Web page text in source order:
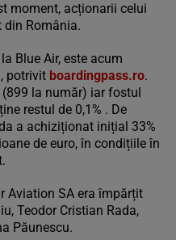
moment, acționarii celui
din România.
Blue Air, este acum
potrivit boardingpass.ro.
la număr) iar fostul
restul de 0,1% . De
a achiziționat inițial 33%
de euro, în condițiile în
Aviation SA era împărțit
Teodor Cristian Rada,
Păunescu.